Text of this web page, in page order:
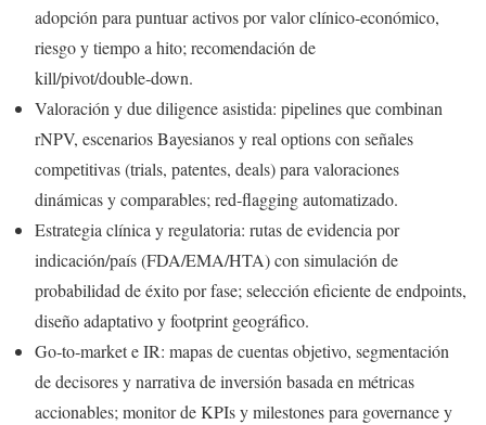
adopción para puntuar activos por valor clínico‑económico,
riesgo y tiempo a hito; recomendación de
kill/pivot/double‑down.
Valoración y due diligence asistida: pipelines que combinan
rNPV, escenarios Bayesianos y real options con señales
competitivas (trials, patentes, deals) para valoraciones
dinámicas y comparables; red‑flagging automatizado.
Estrategia clínica y regulatoria: rutas de evidencia por
indicación/país (FDA/EMA/HTA) con simulación de
probabilidad de éxito por fase; selección eficiente de endpoints,
diseño adaptativo y footprint geográfico.
Go‑to‑market e IR: mapas de cuentas objetivo, segmentación
de decisores y narrativa de inversión basada en métricas
accionables; monitor de KPIs y milestones para governance y